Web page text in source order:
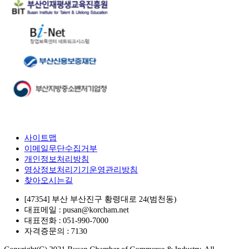
사이트맵
이메일무단수집거부
개인정보처리방침
영상정보처리기기운영관리방침
찾아오시는길
[47354] 부산 부산진구 황령대로 24(범천동)
대표메일 : pusan@korcham.net
대표전화 : 051-990-7000
자격증문의 : 7130